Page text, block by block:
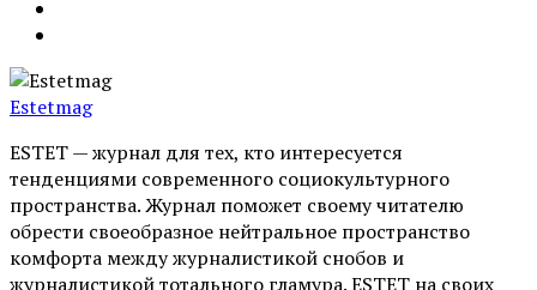
Estetmag
ESTET — журнал для тех, кто интересуeтся
тенденциями современного социокультурного
пространства. Журнал поможет своему читателю
обрести своеобразное нейтральное пространство
комфорта между журналистикой снобов и
журналистикой тотального гламура. ESTET на своих